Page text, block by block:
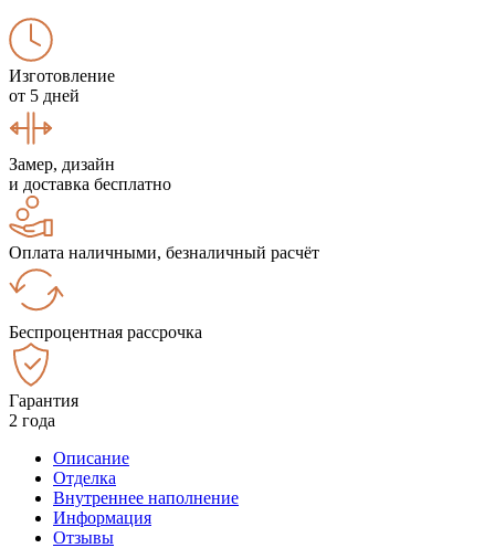
Изготовление
от 5 дней
Замер, дизайн
и доставка бесплатно
Оплата наличными, безналичный расчёт
Беспроцентная рассрочка
Гарантия
2 года
Описание
Отделка
Внутреннее наполнение
Информация
Отзывы